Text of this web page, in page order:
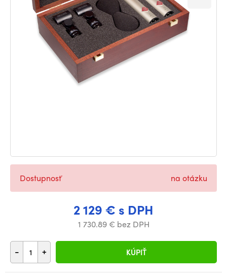
2 129 € s DPH
1 730.89 € bez DPH
- + KÚPIŤ
Dostupnosť na otázku